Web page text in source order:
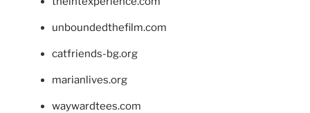
unboundedthefilm.com
catfriends-bg.org
marianlives.org
waywardtees.com